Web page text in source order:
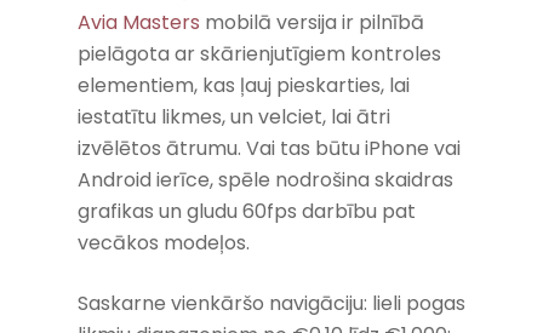
Avia Masters mobilā versija ir pilnībā
pielāgota ar skārienjutīgiem kontroles
elementiem, kas ļauj pieskarties, lai
iestatītu likmes, un velciet, lai ātri
izvēlētos ātrumu. Vai tas būtu iPhone vai
Android ierīce, spēle nodrošina skaidras
grafikas un gludu 60fps darbību pat
vecākos modeļos.
Saskarne vienkāršo navigāciju: lieli pogas